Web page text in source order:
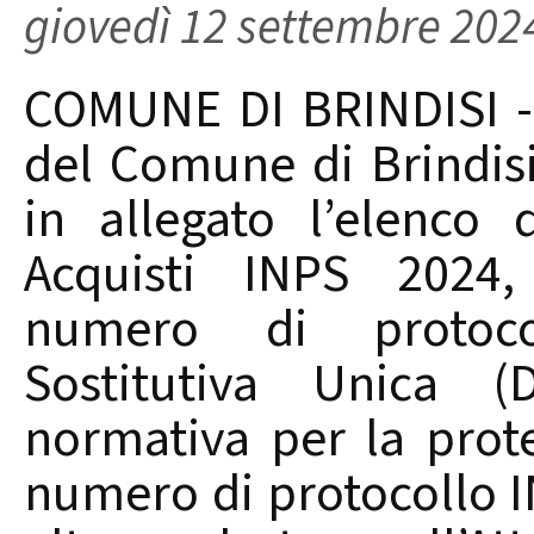
giovedì 12 settembre
COMUNE DI
del Comune di
in allegato l’elenco
Acquisti INPS
numero di
Sostitutiva Unica
normativa per la
numero di protocollo